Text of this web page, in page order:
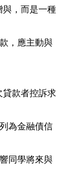
與，而是一種
，應主動與
貸款者控訴求
為金融債信
同學將來與